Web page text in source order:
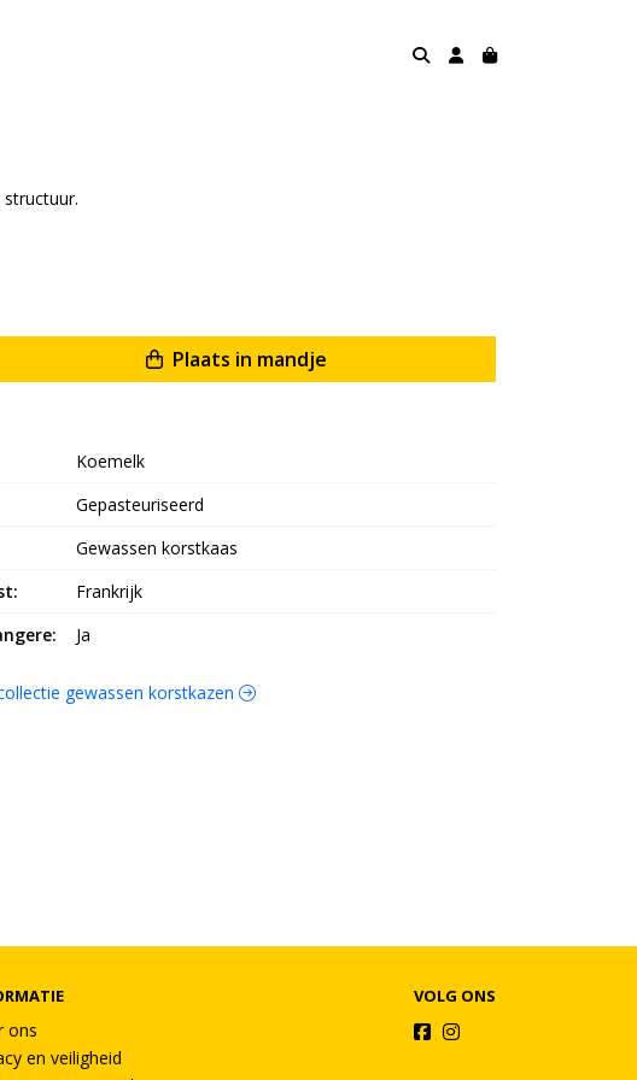
Plaats in mandje
Koemelk
Gepasteuriseerd
Gewassen korstkaas
Frankrijk
Ja
gewassen korstkazen
ons
en veiligheid
VOLG ONS